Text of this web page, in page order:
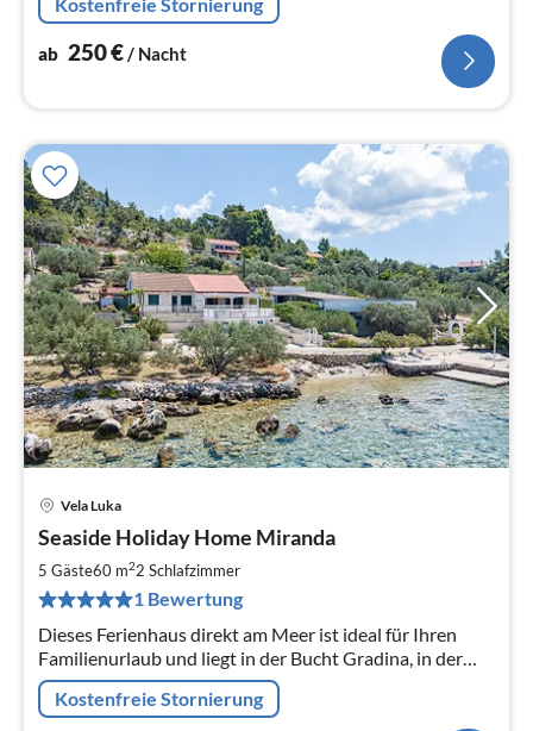
ab 250€/ Nacht
Vela Luka
Seaside Holiday Home Miranda
5 Gäste60 m22 Schlafzimmer
1 Bewertung
Dieses Ferienhaus direkt am Meer ist ideal für Ihren
Familienurlaub und liegt in der Bucht Gradina, in der
Nähe des Touristenortes Vela Luka.
Kostenfreie Stornierung